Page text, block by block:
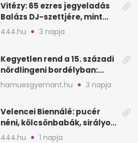
Vitézy: 65 ezres jegyeladás
Balázs DJ-szettjére, mint
metró nélküli Puskás-meccs
444.hu 3 napja
Kegyetlen rend a 15. századi
nördlingeni bordélyban:
verés, éheztetés
hamuesgyemant.hu 3 napja
Velencei Biennálé: pucér
néni, kölcsönbabák, sirályok,
és kész a családi program
444.hu 1 napja